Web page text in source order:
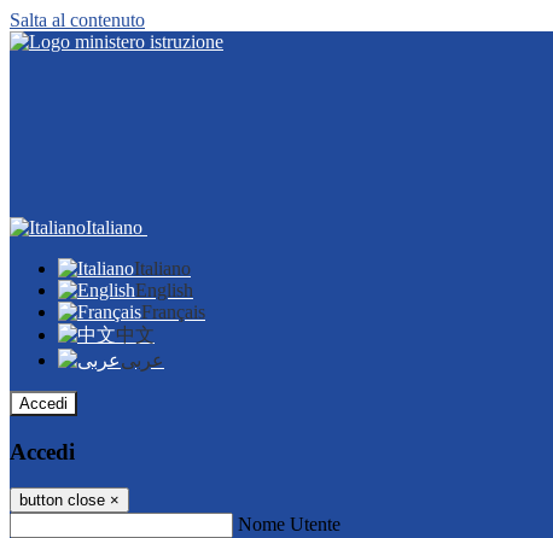
Salta al contenuto
Italiano
Italiano
English
Français
中文
عربى
Accedi
Accedi
button close ×
Nome Utente